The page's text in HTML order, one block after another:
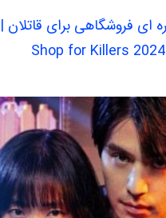
Shop for Killers 2024